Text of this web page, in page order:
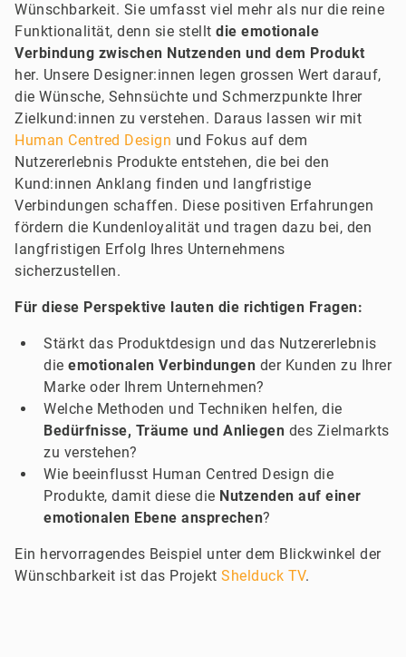
Wünschbarkeit. Sie umfasst viel mehr als nur die reine
Funktionalität, denn sie stellt die emotionale
Verbindung zwischen Nutzenden und dem Produkt
her. Unsere Designer:innen legen grossen Wert darauf,
die Wünsche, Sehnsüchte und Schmerzpunkte Ihrer
Zielkund:innen zu verstehen. Daraus lassen wir mit
Human Centred Design und Fokus auf dem
Nutzererlebnis Produkte entstehen, die bei den
Kund:innen Anklang finden und langfristige
Verbindungen schaffen. Diese positiven Erfahrungen
fördern die Kundenloyalität und tragen dazu bei, den
langfristigen Erfolg Ihres Unternehmens
sicherzustellen.
Für diese Perspektive lauten die richtigen Fragen:
Stärkt das Produktdesign und das Nutzererlebnis
die emotionalen Verbindungen der Kunden zu Ihrer
Marke oder Ihrem Unternehmen?
Welche Methoden und Techniken helfen, die
Bedürfnisse, Träume und Anliegen des Zielmarkts
zu verstehen?
Wie beeinflusst Human Centred Design die
Produkte, damit diese die Nutzenden auf einer
emotionalen Ebene ansprechen?
Ein hervorragendes Beispiel unter dem Blickwinkel der
Wünschbarkeit ist das Projekt Shelduck TV.